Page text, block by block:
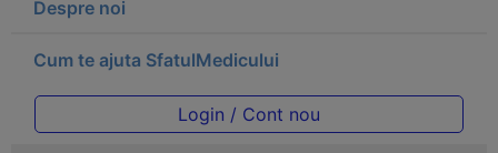
Despre noi
Cum te ajuta SfatulMedicului
Login / Cont nou